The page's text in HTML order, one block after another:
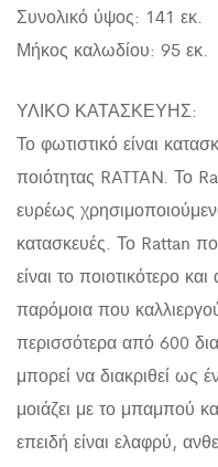
Συνολικό ύψος: 141 εκ.
Μήκος καλωδίου: 95 εκ.
ΥΛΙΚΟ ΚΑΤΑΣΚΕΥΗΣ:
Το φωτιστικό είναι
ποιότητας RATTAN. Το
ευρέως
κατασκευές. Το Rattan
είναι το ποιοτικότερο
παρόμοια που
περισσότερα από 600
μπορεί να διακριθεί ως
μοιάζει με το μπαμπού
επειδή είναι ελαφρύ,